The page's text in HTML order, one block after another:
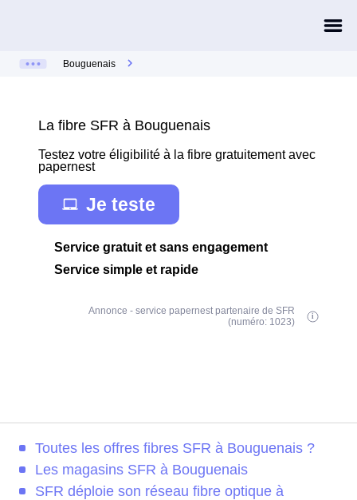
Bouguenais
La fibre SFR à Bouguenais
Testez votre éligibilité à la fibre gratuitement avec
papernest
Je teste
Service gratuit et sans engagement
Service simple et rapide
Annonce - service papernest partenaire de SFR
(numéro: 1023)
Toutes les offres fibres SFR à Bouguenais ?
Les magasins SFR à Bouguenais
SFR déploie son réseau fibre optique à